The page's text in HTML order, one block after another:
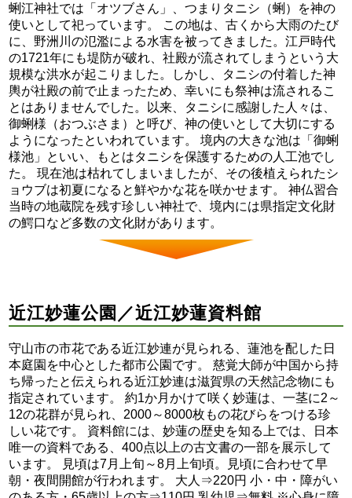
蜊江神社では「オツブさん」、つまりタニシ（蜊）を神の
使いとして祀っています。 この地は、古くから大雨のたび
に、野洲川の氾濫による水害を被ってきました。江戸時代
の1721年にも堤防が破れ、社殿が流されてしまうという大
規模な洪水が起こりました。しかし、タニシの付着した神
輿が社殿の前で止まったため、幸いにも祭神は流されるこ
とはありませんでした。以来、タニシに感謝した人々は、
御蜊様（おつぶさま）と呼び、神の使いとして大切にする
ようになったといわれています。 境内の大きな池は「御蜊
様池」といい、もとはタニシを保護するための人工池でし
た。 現在池は枯れてしまいましたが、その後植えられたシ
ョウブは初夏になると鮮やかな花を咲かせます。 神仏習合
当時の地蔵院を残す珍しい神社で、境内には県指定文化財
の鰐口など多数の文化財があります。
近江妙蓮公園／近江妙蓮資料館
守山市の市花である近江妙連が見られる、蓮池を配した日
本庭園を中心とした都市公園です。 慈覚大師が中国から持
ち帰ったと伝えられる近江妙連は滋賀県の天然記念物にも
指定されています。 約1か月かけて咲く妙蓮は、一茎に2～
12の花群が見られ、2000～8000枚もの花びらをつける珍
しい花です。 資料館には、妙蓮の歴史を知る上では、日本
唯一の資料である、400点以上の古文書の一部を展示して
います。 見頃は7月上旬～8月上旬頃。見頃に合わせて早
朝・夜間開館が行われます。 大人⇒220円 小・中・障がい